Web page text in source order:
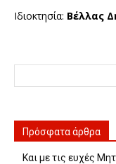
Ιδιοκτησία: Βέλλας
Πρόσφατα άρθρα
Και με τις ευχές